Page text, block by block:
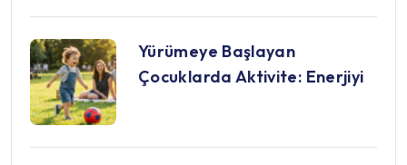
Yürümeye Başlayan
Çocuklarda Aktivite: Enerjiyi